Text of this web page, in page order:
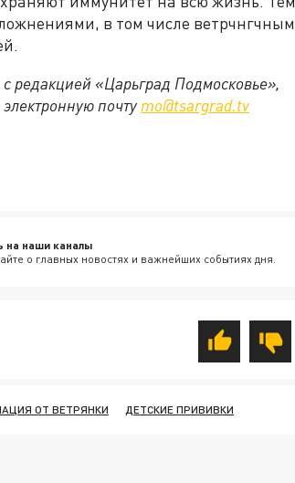
в том числе ветрчнгчным
редакцией «Царьград Подмосковье»,
почту mo@tsargrad.tv
на наши каналы
о главных новостях и важнейших событиях дня.
ОТ ВЕТРЯНКИ ДЕТСКИЕ ПРИВИВКИ